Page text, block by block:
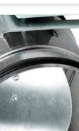
и
степенью
позволяя
высоким
вентиляции и